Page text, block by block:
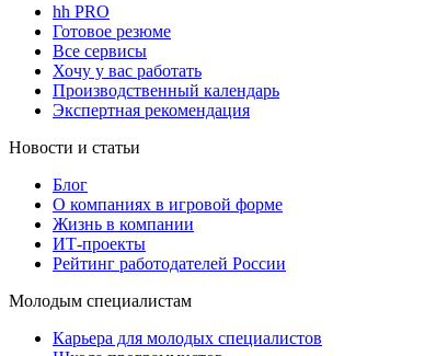
hh PRO
Готовое резюме
Все сервисы
Хочу у вас работать
Производственный календарь
Экспертная рекомендация
Новости и статьи
Блог
О компаниях в игровой форме
Жизнь в компании
ИТ-проекты
Рейтинг работодателей России
Молодым специалистам
Карьера для молодых специалистов